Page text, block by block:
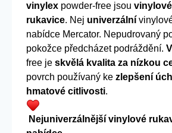
vinylex powder-free jsou
rukavice. Nej univerzální
nabídce Mercator. Nepudrovaný
pokožce předcházet podráždění.
free je skvělá kvalita za nízkou
povrch používaný ke zlepšení
hmatové citlivosti.
Nejuniverzálnější vinylové